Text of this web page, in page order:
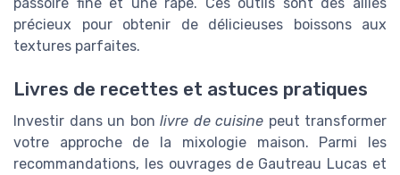
précieux pour obtenir de délicieuses boissons aux
textures parfaites.
Livres de recettes et astuces pratiques
Investir dans un bon livre de cuisine peut transformer
votre approche de la mixologie maison. Parmi les
recommandations, les ouvrages de Gautreau Lucas et